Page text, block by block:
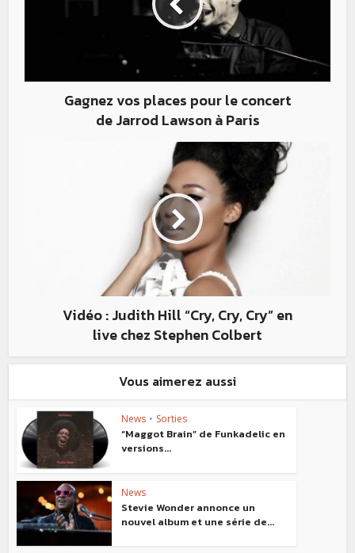
Gagnez vos places pour le concert
de Jarrod Lawson à Paris
Vidéo : Judith Hill “Cry, Cry, Cry” en
live chez Stephen Colbert
Vous aimerez aussi
News • Sorties
“Maggot Brain” de Funkadelic en
versions...
News
Stevie Wonder annonce un
nouvel album et une série de...